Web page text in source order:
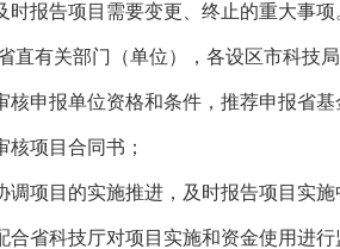
时报告项目需要变更、终止的重大事项
直有关部门（单位），各设区市科技
核申报单位资格和条件，推荐申报省
核项目合同书；
调项目的实施推进，及时报告项目实
合省科技厅对项目实施和资金使用进